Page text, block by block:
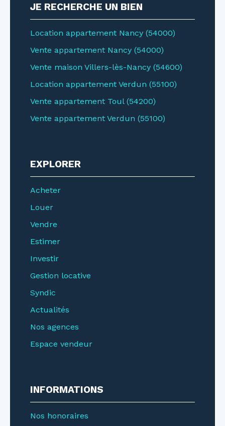
JE RECHERCHE UN BIEN
Location appartement Nancy (54000)
Vente appartement Nancy (54000)
Vente maison Villers-lès-Nancy (54600)
Location appartement Verdun (55100)
Vente appartement Toul (54200)
Vente appartement Verdun (55100)
EXPLORER
Acheter
Louer
Vendre
Estimer
Investir
Gestion locative
Syndic
Actualités
Nos agences
Espace vendeur
INFORMATIONS
Nos honoraires